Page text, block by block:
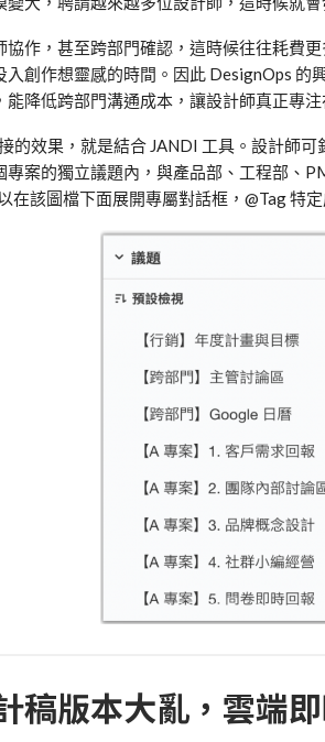
作，甚至跨部門確認，這時候往往耗費
創作想靈感的時間。因此 DesignOps 的
降低跨部門溝通成本，讓設計師真正專注
的效果，就是結合 JANDI 工具。設計師可
案的獨立議題內，與產品部、工程部、
在該圖檔下面展開專屬對話框， @Tag特
稿版本大亂，雲端